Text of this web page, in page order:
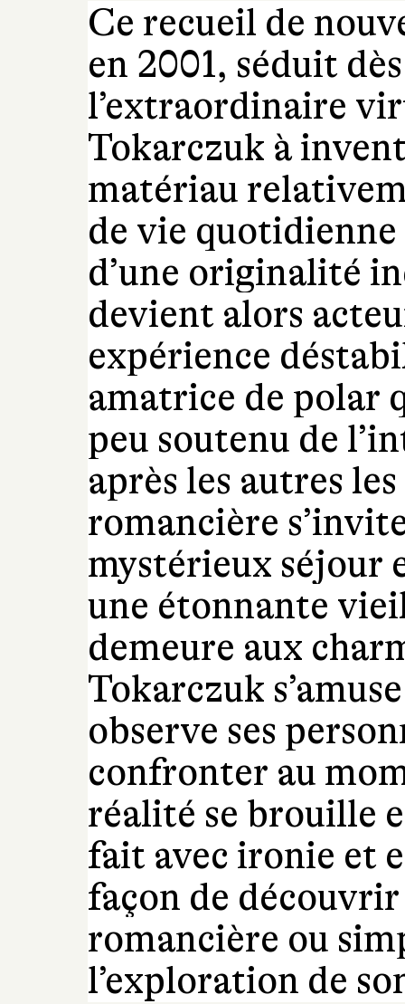
Ce recueil de
en 2001, séduit
l’extraordinaire
Tokarczuk à
matériau
de vie quotidienne
d’une originalité
devient alors
expérience
amatrice de polar
peu soutenu de
après les autres
romancière
mystérieux séjour
une étonnante
demeure aux
Tokarczuk
observe ses
confronter au
réalité se brouille
fait avec ironie et
façon de
romancière ou
l’exploration de